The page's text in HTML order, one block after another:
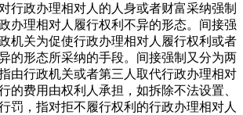
行政办理相对人的人身或者财富采纳强制
办理相对人履行权利不异的形态。间接强
机关为促使行政办理相对人履行权利或者
的形态所采纳的手段。间接强制又分为两
由行政机关或者第三人取代行政办理相对
的费用由权利人承担，如拆除不法设置、
罚，指对拒不履行权利的行政办理相对人